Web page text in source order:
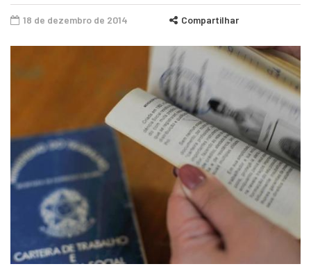
18 de dezembro de 2014 Compartilhar